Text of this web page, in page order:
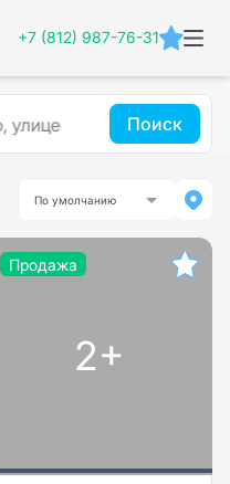
+7 (812) 987-76-31
Поиск
По умолчанию
Продажа
2+